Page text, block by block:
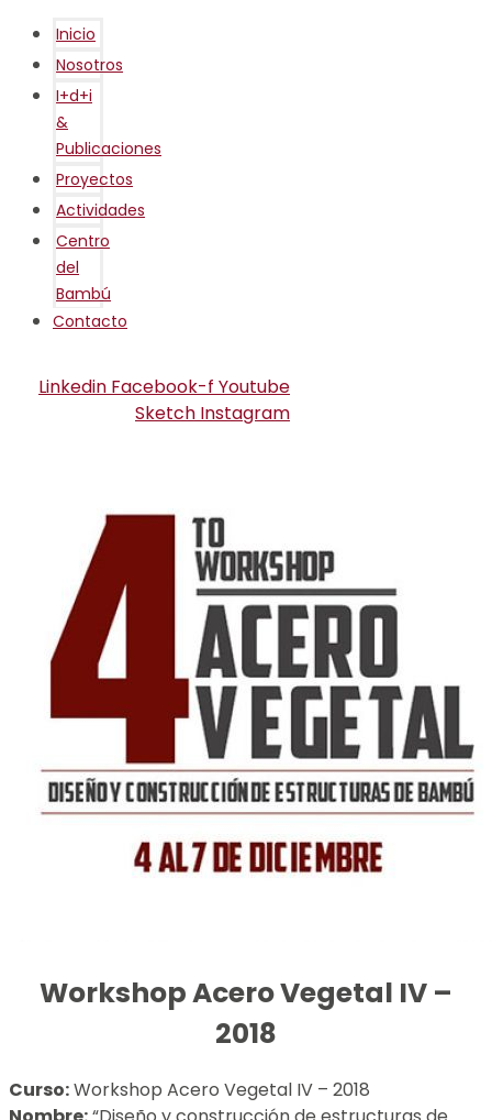
Inicio
Nosotros
I+d+i
&
Publicaciones
Proyectos
Actividades
Centro
del
Bambú
Contacto
Linkedin Facebook-f Youtube
Sketch Instagram
Workshop Acero Vegetal IV –
2018
Curso:Workshop Acero Vegetal IV – 2018